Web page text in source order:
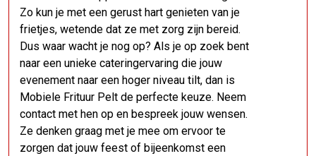
Zo kun je met een gerust hart genieten van je
frietjes, wetende dat ze met zorg zijn bereid.
Dus waar wacht je nog op? Als je op zoek bent
naar een unieke cateringervaring die jouw
evenement naar een hoger niveau tilt, dan is
Mobiele Frituur Pelt de perfecte keuze. Neem
contact met hen op en bespreek jouw wensen.
Ze denken graag met je mee om ervoor te
zorgen dat jouw feest of bijeenkomst een